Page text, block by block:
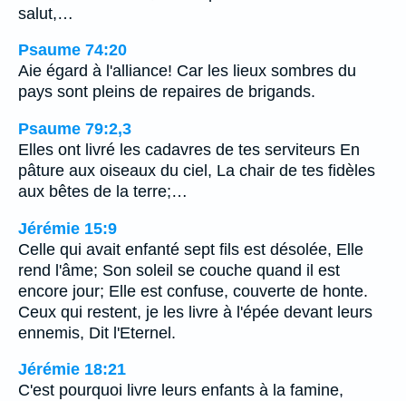
salut,…
Psaume 74:20
Aie égard à l'alliance! Car les lieux sombres du
pays sont pleins de repaires de brigands.
Psaume 79:2,3
Elles ont livré les cadavres de tes serviteurs En
pâture aux oiseaux du ciel, La chair de tes fidèles
aux bêtes de la terre;…
Jérémie 15:9
Celle qui avait enfanté sept fils est désolée, Elle
rend l'âme; Son soleil se couche quand il est
encore jour; Elle est confuse, couverte de honte.
Ceux qui restent, je les livre à l'épée devant leurs
ennemis, Dit l'Eternel.
Jérémie 18:21
C'est pourquoi livre leurs enfants à la famine,